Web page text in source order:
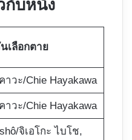
กับหนัง
เลือกตาย
าวะ/Chie Hayakawa
าวะ/Chie Hayakawa
จิเอโกะ ไบโช,